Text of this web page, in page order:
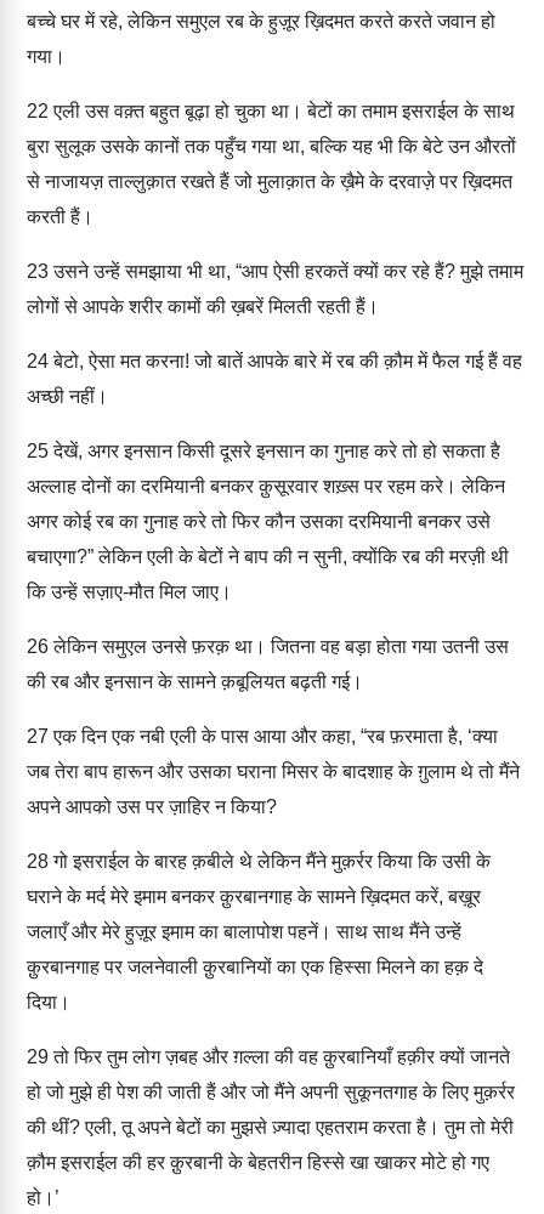
बच्चे घर में रहे, लेकिन समुएल रब के हुज़ूर ख़िदमत करते करते जवान हो
गया।
22 एली उस वक़्त बहुत बूढ़ा हो चुका था। बेटों का तमाम इसराईल के साथ
बुरा सुलूक उसके कानों तक पहुँच गया था, बल्कि यह भी कि बेटे उन औरतों
से नाजायज़ ताल्लुक़ात रखते हैं जो मुलाक़ात के ख़ैमे के दरवाज़े पर ख़िदमत
करती हैं।
23उसने उन्हें समझाया भी था, “आप ऐसी हरकतें क्यों कर रहे हैं? मुझे तमाम
लोगों से आपके शरीर कामों की ख़बरें मिलती रहती हैं।
24बेटो, ऐसा मत करना! जो बातें आपके बारे में रब की क़ौम में फैल गई हैं वह
अच्छी नहीं।
25देखें, अगर इनसान किसी दूसरे इनसान का गुनाह करे तो हो सकता है
अल्लाह दोनों का दरमियानी बनकर क़ुसूरवार शख़्स पर रहम करे। लेकिन
अगर कोई रब का गुनाह करे तो फिर कौन उसका दरमियानी बनकर उसे
बचाएगा?” लेकिन एली के बेटों ने बाप की न सुनी, क्योंकि रब की मरज़ी थी
कि उन्हें सज़ाए-मौत मिल जाए।
26लेकिन समुएल उनसे फ़रक़ था। जितना वह बड़ा होता गया उतनी उस
की रब और इनसान के सामने क़बूलियत बढ़ती गई।
27 एक दिन एक नबी एली के पास आया और कहा, “रब फ़रमाता है, ‘क्या
जब तेरा बाप हारून और उसका घराना मिसर के बादशाह के ग़ुलाम थे तो मैंने
अपने आपको उस पर ज़ाहिर न किया?
28गो इसराईल के बारह क़बीले थे लेकिन मैंने मुक़र्रर किया कि उसी के
घराने के मर्द मेरे इमाम बनकर क़ुरबानगाह के सामने ख़िदमत करें, बख़ूर
जलाएँ और मेरे हुज़ूर इमाम का बालापोश पहनें। साथ साथ मैंने उन्हें
क़ुरबानगाह पर जलनेवाली क़ुरबानियों का एक हिस्सा मिलने का हक़ दे
दिया।
29तो फिर तुम लोग ज़बह और ग़ल्ला की वह क़ुरबानियाँ हक़ीर क्यों जानते
हो जो मुझे ही पेश की जाती हैं और जो मैंने अपनी सुकूनतगाह के लिए मुक़र्रर
की थीं? एली, तू अपने बेटों का मुझसे ज़्यादा एहतराम करता है। तुम तो मेरी
क़ौम इसराईल की हर क़ुरबानी के बेहतरीन हिस्से खा खाकर मोटे हो गए
हो।’